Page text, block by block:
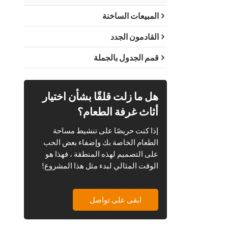
المبيعات الساخنة
القادمون الجدد
قمم الجدول بالجملة
هل ما زلت قلقًا بشأن اختيار
أثاث غرفة الطعام؟
إذا كنت حريصًا على تنشيط مساحة
الطعام الخاصة بك وإضفاء بعض الحب
على التصميم لهذه المنطقة ، فهذا هو
الوقت المثالي لبدء مثل هذا المشروع!
ابقى على تواصل